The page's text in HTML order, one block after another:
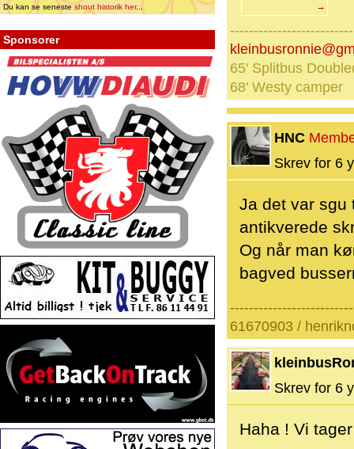
Du kan se senesteshout historik her...
Sponsorer
→
65' Splitbus
68' Westy camper
HNC
Skrev for 6
Ja det var sgu
antikverede
Og når man
bagved
61670903 /
Skrev for 6
Haha ! Vi